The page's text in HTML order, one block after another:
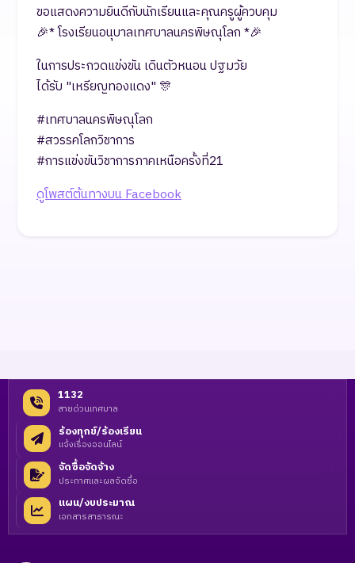
ขอแสดงความยินดีกับนักเรียนและคุณครูผู้ควบคุม
🎉* โรงเรียนอนุบาลเทศบาลนครพิษณุโลก *🎉
ในการประกวดแข่งขัน เดินตัวหนอน ปฐมวัย
ได้รับ "เหรียญทองแดง" 🎊
#เทศบาลนครพิษณุโลก
#สวรรคโลกวิชาการ
#การแข่งขันวิชาการภาคเหนือครั้งที่21
ดูโพสต์ต้นทางบน Facebook
1132
สายด่วนเทศบาล
ร้องทุกข์/ร้องเรียน
แจ้งเรื่องออนไลน์
จัดซื้อจัดจ้าง
ประกาศและผลจัดซื้อ
แผน/งบประมาณ
เอกสารสาธารณะ